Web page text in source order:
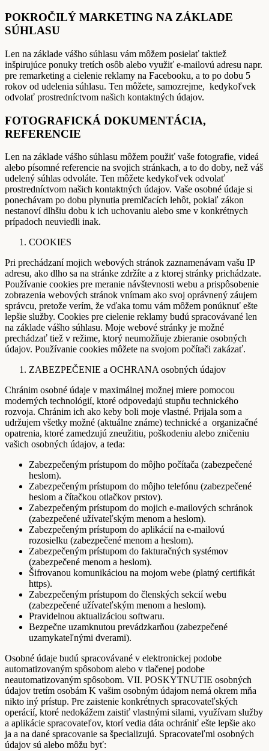
POKROČILÝ MARKETING NA ZÁKLADE
SÚHLASU
Len na základe vášho súhlasu vám môžem posielať taktiež
inšpirujúce ponuky tretích osôb alebo využiť e-mailovú adresu napr.
pre remarketing a cielenie reklamy na Facebooku, a to po dobu 5
rokov od udelenia súhlasu. Ten môžete, samozrejme, kedykoľvek
odvolať prostredníctvom našich kontaktných údajov.
FOTOGRAFICKÁ DOKUMENTÁCIA,
REFERENCIE
Len na základe vášho súhlasu môžem použiť vaše fotografie, videá
alebo písomné referencie na svojich stránkach, a to do doby, než váš
udelený súhlas odvoláte. Ten môžete kedykoľvek odvolať
prostredníctvom našich kontaktných údajov. Vaše osobné údaje si
ponechávam po dobu plynutia premlčacích lehôt, pokiaľ zákon
nestanoví dlhšiu dobu k ich uchovaniu alebo sme v konkrétnych
prípadoch neuviedli inak.
COOKIES
Pri prechádzaní mojich webových stránok zaznamenávam vašu IP
adresu, ako dlho sa na stránke zdržíte a z ktorej stránky prichádzate.
Používanie cookies pre meranie návštevnosti webu a prispôsobenie
zobrazenia webových stránok vnímam ako svoj oprávnený záujem
správcu, pretože verím, že vďaka tomu vám môžem ponúknuť ešte
lepšie služby. Cookies pre cielenie reklamy budú spracovávané len
na základe vášho súhlasu. Moje webové stránky je možné
prechádzať tiež v režime, ktorý neumožňuje zbieranie osobných
údajov. Používanie cookies môžete na svojom počítači zakázať.
ZABEZPEČENIE a OCHRANA osobných údajov
Chránim osobné údaje v maximálnej možnej miere pomocou
moderných technológií, ktoré odpovedajú stupňu technického
rozvoja. Chránim ich ako keby boli moje vlastné. Prijala som a
udržujem všetky možné (aktuálne známe) technické a organizačné
opatrenia, ktoré zamedzujú zneužitiu, poškodeniu alebo zničeniu
vašich osobných údajov, a teda:
Zabezpečeným prístupom do môjho počítača (zabezpečené
heslom).
Zabezpečeným prístupom do môjho telefónu (zabezpečené
heslom a čítačkou otlačkov prstov).
Zabezpečeným prístupom do mojich e-mailových schránok
(zabezpečené užívateľským menom a heslom).
Zabezpečeným prístupom do aplikácií na e-mailovú
rozosielku (zabezpečené menom a heslom).
Zabezpečeným prístupom do fakturačných systémov
(zabezpečené menom a heslom).
Šifrovanou komunikáciou na mojom webe (platný certifikát
https).
Zabezpečeným prístupom do členských sekcií webu
(zabezpečené užívateľským menom a heslom).
Pravidelnou aktualizáciou softwaru.
Bezpečne uzamknutou prevádzkarňou (zabezpečené
uzamykateľnými dverami).
Osobné údaje budú spracovávané v elektronickej podobe
automatizovaným spôsobom alebo v tlačenej podobe
neautomatizovaným spôsobom. VII. POSKYTNUTIE osobných
údajov tretím osobám K vašim osobným údajom nemá okrem mňa
nikto iný prístup. Pre zaistenie konkrétnych spracovateľských
operácií, ktoré nedokážem zaistiť vlastnými silami, využívam služby
a aplikácie spracovateľov, ktorí vedia dáta ochrániť ešte lepšie ako
ja a na dané spracovanie sa špecializujú. Spracovateľmi osobných
údajov sú alebo môžu byť: